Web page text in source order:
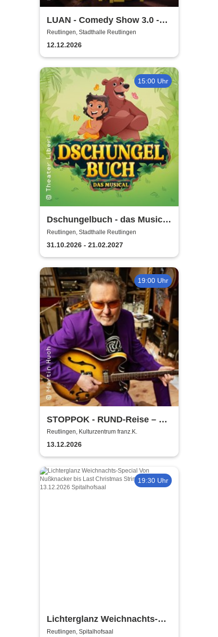
LUAN - Comedy Show 3.0 -
Glaub halt net!
Reutlingen, Stadthalle Reutlingen
12.12.2026
15:00 Uhr
Dschungelbuch - das Musical
| Theater Liberi
Reutlingen, Stadthalle Reutlingen
31.10.2026 - 21.02.2027
19:00 Uhr
STOPPOK - RUND-Reise – die
SOLO-Tour 2026
Reutlingen, Kulturzentrum franz.K.
13.12.2026
19:30 Uhr
Lichterglanz Weichnachts-
Special Von Nußknacker bis
Reutlingen, Spitalhofsaal